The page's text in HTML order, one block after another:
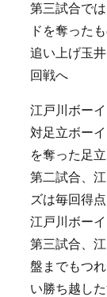
第三試合で
ドを奪った
追い上げ玉
回戦へ
江戸川ボー
対足立ボー
を奪った足
第二試合、
ズは毎回得
江戸川ボー
第三試合、
盤までもつ
い勝ち越し